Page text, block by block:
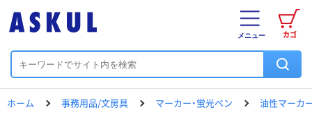
カゴ
メニュー
ホーム 事務用品/文房具 マーカー・蛍光ペン 油性マーカ